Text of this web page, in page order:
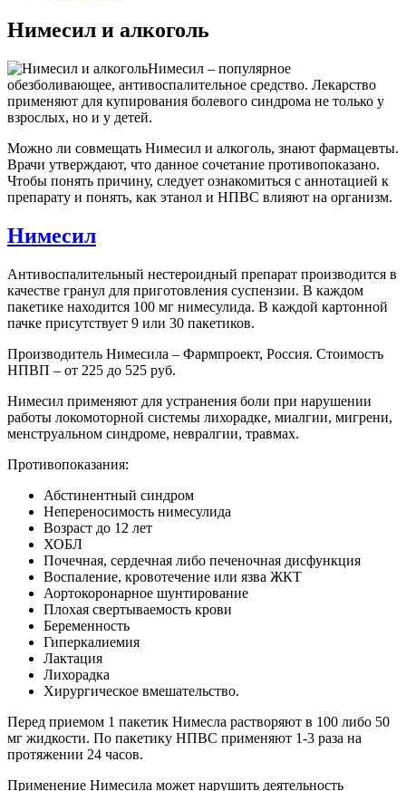
Нимесил и алкоголь
Нимесил – популярное
обезболивающее, антивоспалительное средство. Лекарство
применяют для купирования болевого синдрома не только у
взрослых, но и у детей.
Можно ли совмещать Нимесил и алкоголь, знают фармацевты.
Врачи утверждают, что данное сочетание противопоказано.
Чтобы понять причину, следует ознакомиться с аннотацией к
препарату и понять, как этанол и НПВС влияют на организм.
Нимесил
Антивоспалительный нестероидный препарат производится в
качестве гранул для приготовления суспензии. В каждом
пакетике находится 100 мг нимесулида. В каждой картонной
пачке присутствует 9 или 30 пакетиков.
Производитель Нимесила – Фармпроект, Россия. Стоимость
НПВП – от 225 до 525 руб.
Нимесил применяют для устранения боли при нарушении
работы локомоторной системы лихорадке, миалгии, мигрени,
менструальном синдроме, невралгии, травмах.
Противопоказания:
Абстинентный синдром
Непереносимость нимесулида
Возраст до 12 лет
ХОБЛ
Почечная, сердечная либо печеночная дисфункция
Воспаление, кровотечение или язва ЖКТ
Аортокоронарное шунтирование
Плохая свертываемость крови
Беременность
Гиперкалиемия
Лактация
Лихорадка
Хирургическое вмешательство.
Перед приемом 1 пакетик Нимесла растворяют в 100 либо 50
мг жидкости. По пакетику НПВС применяют 1-3 раза на
протяжении 24 часов.
Применение Нимесила может нарушить деятельность